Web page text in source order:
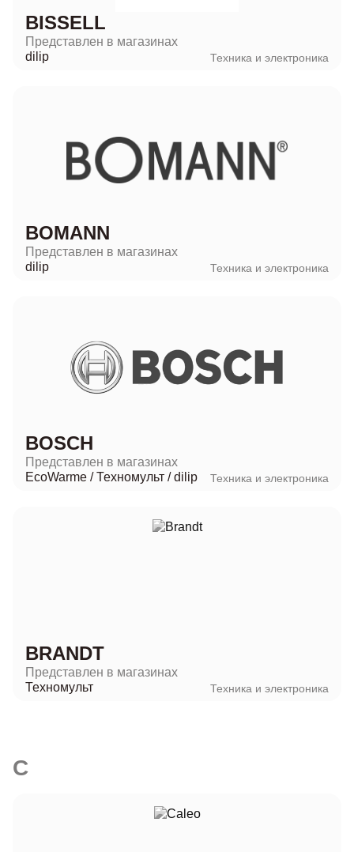
BISSELL
Представлен в магазинах
dilip
Техника и электроника
BOMANN
Представлен в магазинах
dilip
Техника и электроника
BOSCH
Представлен в магазинах
EcoWarme /Техномульт /dilip Техника и электроника
BRANDT
Представлен в магазинах
Техномульт
Техника и электроника
C